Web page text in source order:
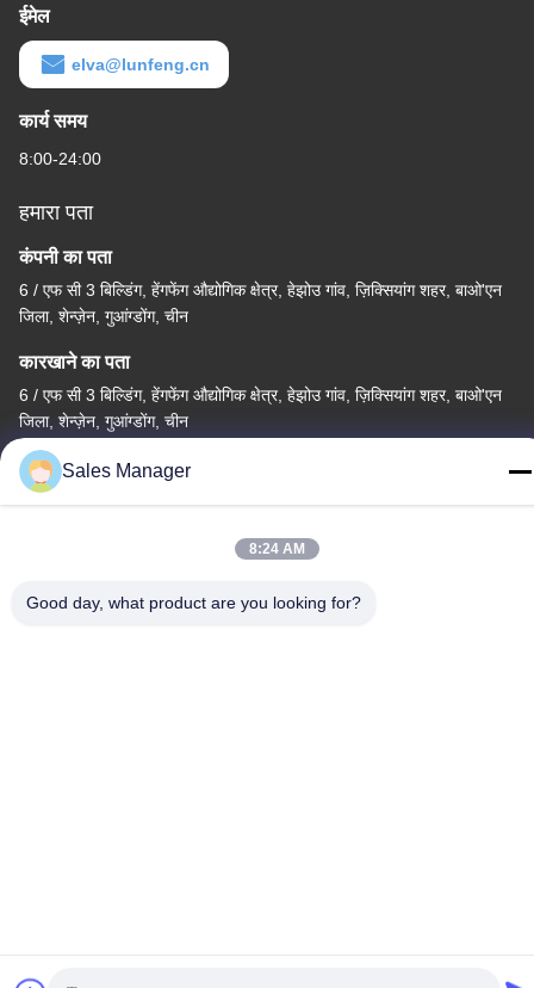
ईमेल
elva@lunfeng.cn
कार्य समय
8:00-24:00
हमारा पता
कंपनी का पता
6 / एफ सी 3 बिल्डिंग, हेंगफेंग औद्योगिक क्षेत्र, हेझोउ गांव, ज़िक्सियांग शहर, बाओ'एन
जिला, शेन्ज़ेन, गुआंग्डोंग, चीन
कारखाने का पता
6 / एफ सी 3 बिल्डिंग, हेंगफेंग औद्योगिक क्षेत्र, हेझोउ गांव, ज़िक्सियांग शहर, बाओ'एन
जिला, शेन्ज़ेन, गुआंग्डोंग, चीन
टेलीफोन
86--13662697476
Sales Manager
8:24 AM
Good day, what product are you looking for?